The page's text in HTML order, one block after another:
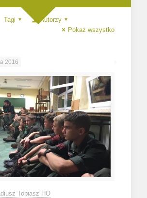
Tagi
Autorzy
Pokaż wszystko
2016
Tobiasz HO